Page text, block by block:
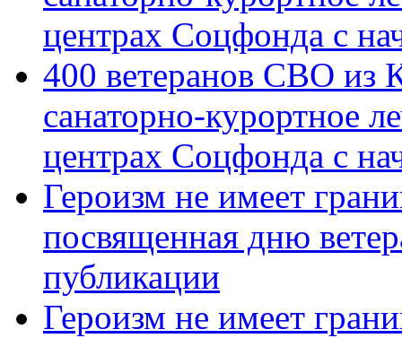
центрах Соцфонда с
400 ветеранов СВО из
санаторно-курортное
центрах Соцфонда с
Героизм не имеет
посвященная дню
публикации
Героизм не имеет